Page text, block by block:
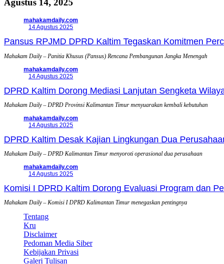
Agustus 14, 2025
mahakamdaily.com
14 Agustus 2025
Pansus RPJMD DPRD Kaltim Tegaskan Komitmen
Mahakam Daily – Panitia Khusus (Pansus) Rencana Pembangunan Jangka Menengah
mahakamdaily.com
14 Agustus 2025
DPRD Kaltim Dorong Mediasi Lanjutan Sengketa
Mahakam Daily – DPRD Provinsi Kalimantan Timur menyuarakan kembali kebutuhan
mahakamdaily.com
14 Agustus 2025
DPRD Kaltim Desak Kajian Lingkungan Dua
Mahakam Daily – DPRD Kalimantan Timur menyoroti operasional dua perusahaan
mahakamdaily.com
14 Agustus 2025
Komisi I DPRD Kaltim Dorong Evaluasi Program dan
Mahakam Daily – Komisi I DPRD Kalimantan Timur menegaskan pentingnya
Tentang
Kru
Disclaimer
Pedoman Media Siber
Kebijakan Privasi
Galeri Tulisan